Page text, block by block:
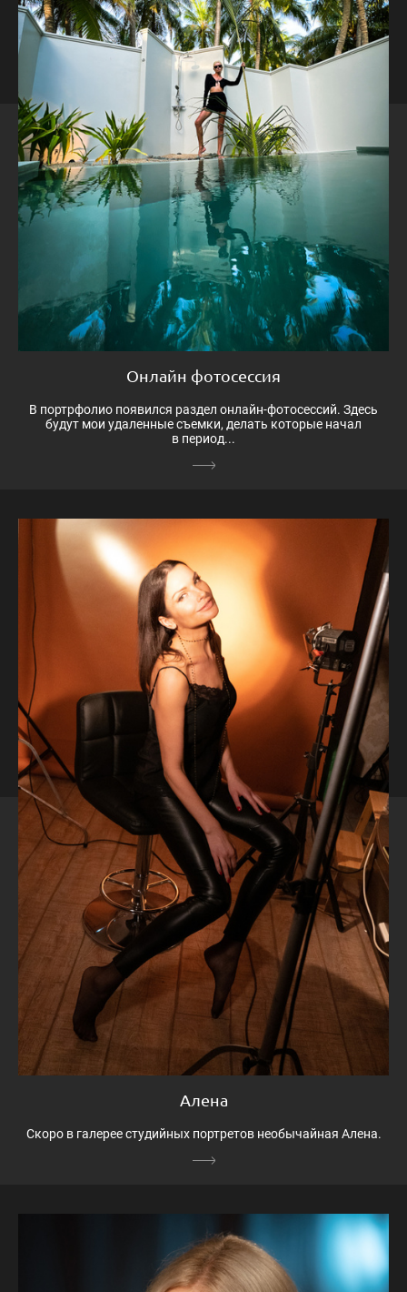
Онлайн фотосессия
В портрфолио появился раздел онлайн-фотосессий. Здесь
будут мои удаленные съемки, делать которые начал
в период...
Алена
Скоро в галерее студийных портретов необычайная Алена.